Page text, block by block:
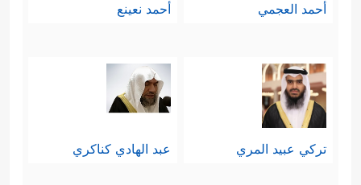
أحمد العجمي أحمد نعينع
تركي عبيد المري عبد الهادي كناكري